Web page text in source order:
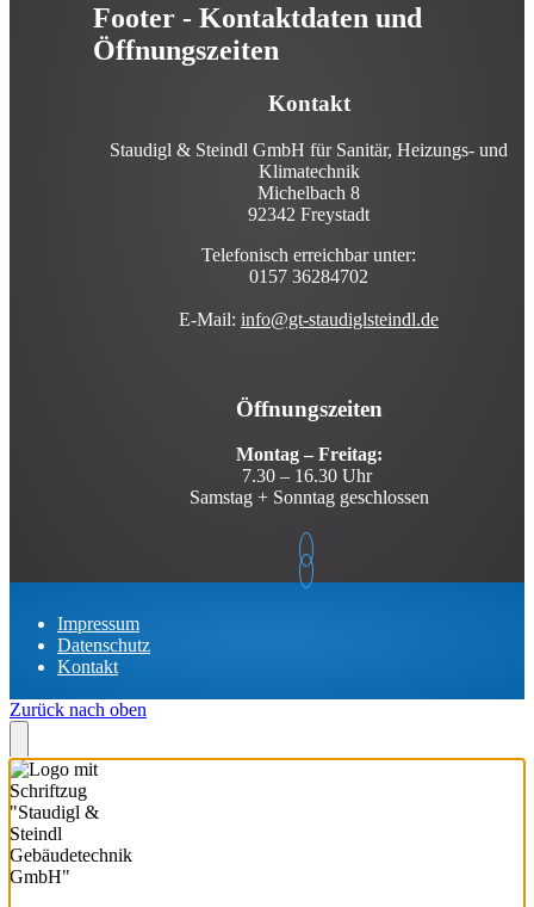
Footer - Kontaktdaten und
Öffnungszeiten
Kontakt
Staudigl & Steindl GmbH für Sanitär, Heizungs- und
Klimatechnik
Michelbach 8
92342 Freystadt
Telefonisch erreichbar unter:
0157 36284702
E-Mail: info@gt-staudiglsteindl.de
Öffnungszeiten
Montag – Freitag:
7.30 – 16.30 Uhr
Samstag + Sonntag geschlossen
Impressum
Datenschutz
Kontakt
Zurück nach oben